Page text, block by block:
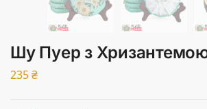
Шу Пуер з
235₴